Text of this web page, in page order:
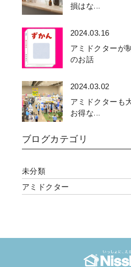
損はな...
2024.03.16
アミドクターが
のお話
2024.03.02
アミドクターも
お得な...
ブログカテゴリ
未分類
アミドクター